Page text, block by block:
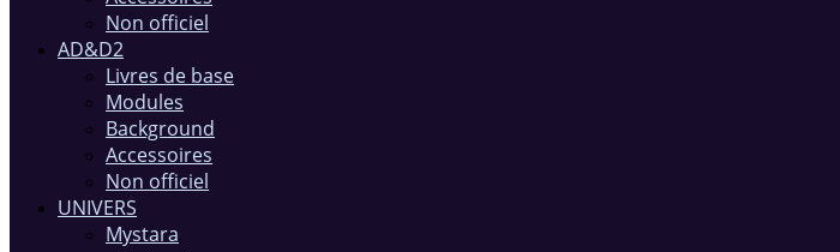
Non officiel
AD&D2
Livres de base
Modules
Background
Accessoires
Non officiel
UNIVERS
Mystara